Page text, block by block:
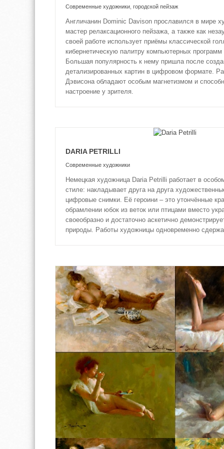
Современные художники городской пейзаж
Англичанин Dominic Davison прославился в мире
мастер релаксационного пейзажа, а также как
своей работе использует приёмы классической
кибернетическую палитру компьютерных
Большая популярность к нему пришла после
детализированных картин в цифровом формате.
Дэвисона обладают особым магнетизмом и
настроение у зрителя.
DARIA PETRILLI
Современные художники
Немецкая художница Daria Petrilli работает в
стиле: накладывает друга на друга
цифровые снимки. Её героини – это утончённые
обрамлении юбок из веток или птицами вместо
своеобразно и достаточно аскетично
природы. Работы художницы одновременно